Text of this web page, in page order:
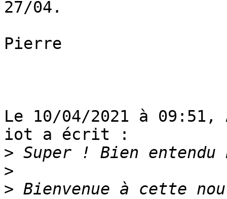
27/04.
Pierre
Le 10/04/2021 à 09:51,
iot a écrit :
>
>
> Bienvenue à cette